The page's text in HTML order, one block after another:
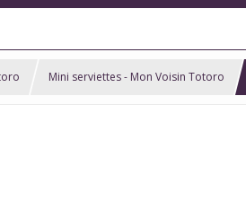
Mini serviettes - Mon Voisin Totoro